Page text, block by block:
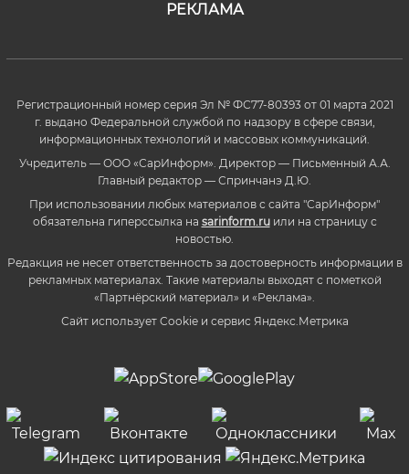
РЕКЛАМА
Регистрационный номер серия Эл № ФС77-80393 от 01 марта 2021
г. выдано Федеральной службой по надзору в сфере связи,
информационных технологий и массовых коммуникаций.
Учредитель — ООО «СарИнформ». Директор — Письменный А.А.
Главный редактор — Спринчанэ Д.Ю.
При использовании любых материалов с сайта "СарИнформ"
обязательна гиперссылка на sarinform.ruили на страницу с
новостью.
Редакция не несет ответственность за достоверность информации в
рекламных материалах. Такие материалы выходят с пометкой
«Партнёрский материал» и «Реклама».
Сайт использует Cookie и сервиc Яндекс.Метрика